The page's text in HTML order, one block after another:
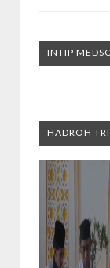
INTIP
HADROH